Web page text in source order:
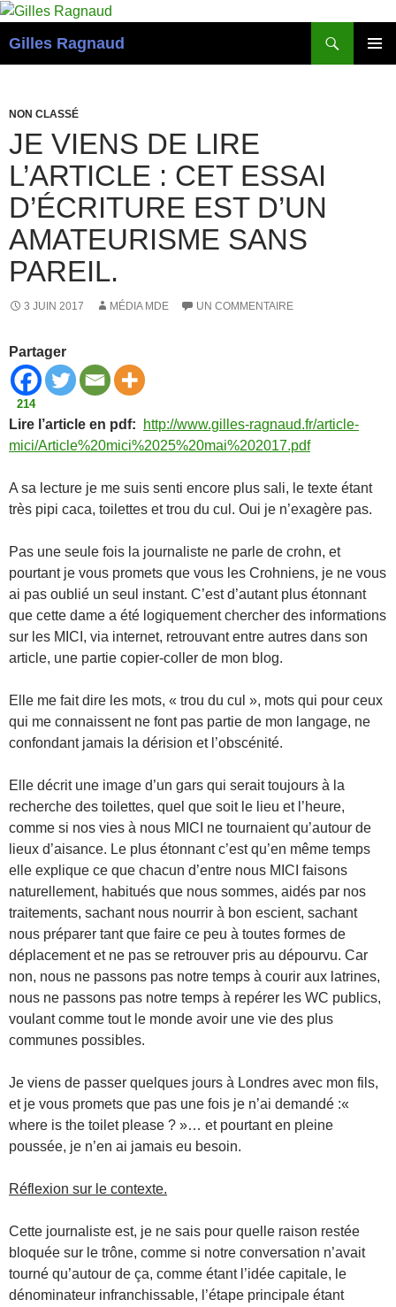
Gilles Ragnaud
NON CLASSÉ
JE VIENS DE LIRE
L’ARTICLE : CET ESSAI
D’ÉCRITURE EST D’UN
AMATEURISME SANS
PAREIL.
3 JUIN 2017 MÉDIA MDE UN COMMENTAIRE
Partager
214
Lire l’article en pdf:
http://www.gilles-ragnaud.fr/article-
mici/Article%20mici%2025%20mai%202017.pdf
A sa lecture je me suis senti encore plus sali, le texte étant
très pipi caca, toilettes et trou du cul. Oui je n’exagère pas.
Pas une seule fois la journaliste ne parle de crohn, et
pourtant je vous promets que vous les Crohniens, je ne vous
ai pas oublié un seul instant. C’est d’autant plus étonnant
que cette dame a été logiquement chercher des informations
sur les MICI, via internet, retrouvant entre autres dans son
article, une partie copier-coller de mon blog.
Elle me fait dire les mots, « trou du cul », mots qui pour ceux
qui me connaissent ne font pas partie de mon langage, ne
confondant jamais la dérision et l’obscénité.
Elle décrit une image d’un gars qui serait toujours à la
recherche des toilettes, quel que soit le lieu et l’heure,
comme si nos vies à nous MICI ne tournaient qu’autour de
lieux d’aisance. Le plus étonnant c’est qu’en même temps
elle explique ce que chacun d’entre nous MICI faisons
naturellement, habitués que nous sommes, aidés par nos
traitements, sachant nous nourrir à bon escient, sachant
nous préparer tant que faire ce peu à toutes formes de
déplacement et ne pas se retrouver pris au dépourvu. Car
non, nous ne passons pas notre temps à courir aux latrines,
nous ne passons pas notre temps à repérer les WC publics,
voulant comme tout le monde avoir une vie des plus
communes possibles.
Je viens de passer quelques jours à Londres avec mon fils,
et je vous promets que pas une fois je n’ai demandé :«
where is the toilet please ? »… et pourtant en pleine
poussée, je n’en ai jamais eu besoin.
Réflexion sur le contexte.
Cette journaliste est, je ne sais pour quelle raison restée
bloquée sur le trône, comme si notre conversation n’avait
tourné qu’autour de ça, comme étant l’idée capitale, le
dénominateur infranchissable, l’étape principale étant